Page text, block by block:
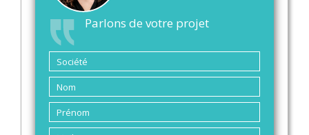
Parlons de votre projet